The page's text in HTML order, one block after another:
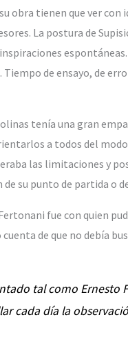
obra tienen que ver
La postura de
de ensayo, de
tenía una gran
a todos del
las limitaciones y
su punto de partida o
fue con quien
cuenta de que no debía
tal como Ernesto
cada día la